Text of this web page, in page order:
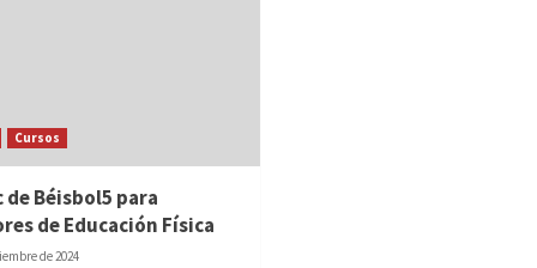
Cursos
de Béisbol5 para
de Educación Física
de 2024